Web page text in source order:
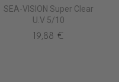
SEA-VISION Super Clear
U.V 5/10
19,88 €